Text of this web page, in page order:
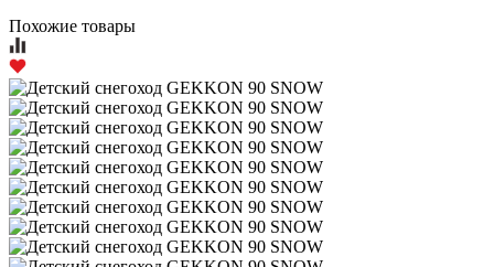
Похожие товары